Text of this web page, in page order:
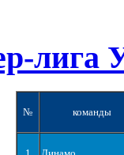
лига
№ команды